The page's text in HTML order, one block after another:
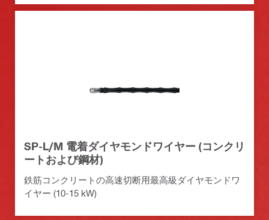
SP-L/M 電着ダイヤモンドワイヤー (コンクリ
ートおよび鋼材)
鉄筋コンクリートの高速切断用最高級ダイヤモンドワ
イヤー (10-15 kW)